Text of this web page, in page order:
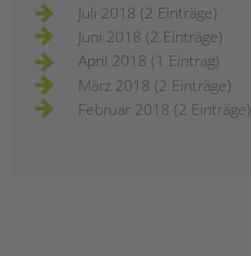
Juli 2018 (2 Einträge)
Juni 2018 (2 Einträge)
April 2018 (1 Eintrag)
März 2018 (2 Einträge)
Februar 2018 (2 Einträge)